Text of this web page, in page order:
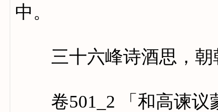
中。
三十六峰诗酒思，朝
卷501_2 「和高谏议